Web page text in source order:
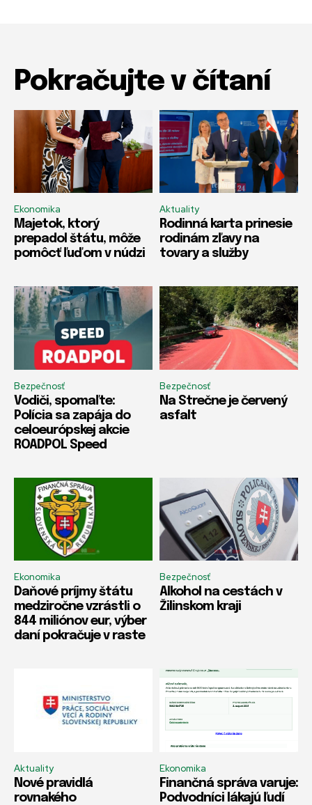
Pokračujte v čítaní
Ekonomika
Majetok, ktorý
prepadol štátu, môže
pomôcť ľuďom v núdzi
Aktuality
Rodinná karta prinesie
rodinám zľavy na
tovary a služby
Bezpečnosť
Vodiči, spomaľte:
Polícia sa zapája do
celoeurópskej akcie
ROADPOL Speed
Bezpečnosť
Na Strečne je červený
asfalt
Ekonomika
Daňové príjmy štátu
medziročne vzrástli o
844 miliónov eur, výber
daní pokračuje v raste
Bezpečnosť
Alkohol na cestách v
Žilinskom kraji
Aktuality
Nové pravidlá
rovnakého
Ekonomika
Finančná správa varuje:
Podvodníci lákajú ľudí